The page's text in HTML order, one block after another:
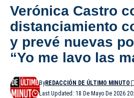
Verónica Castro
distanciamiento
y prevé nuevas
“Yo me lavo las
Last Updated: 18 De Mayo De 2026
ByREDACCIÓN DE ÚLTIMO MINUTO